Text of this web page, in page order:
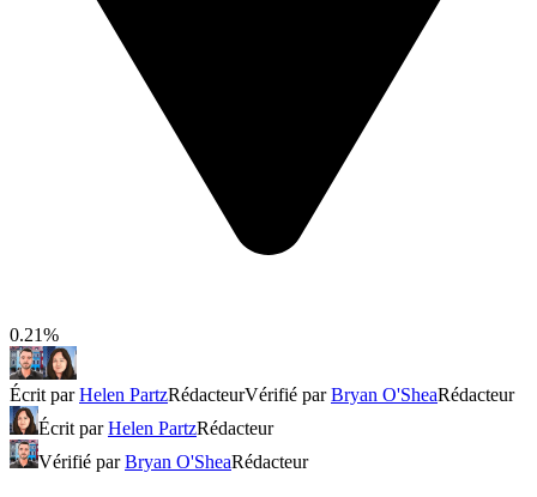
0.21%
Écrit parHelen PartzRédacteurVérifié parBryan O'SheaRédacteur
Écrit parHelen PartzRédacteur
Vérifié parBryan O'SheaRédacteur